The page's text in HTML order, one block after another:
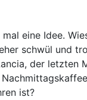
eine Idee.
schwül und
der letzten
ist?